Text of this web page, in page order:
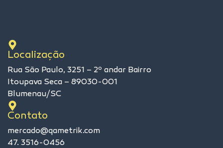
Localização
Rua São Paulo, 3251 – 2º andar Bairro
Itoupava Seca – 89030-001
Blumenau/SC
Contato
mercado@qametrik.com
47. 3516-0456